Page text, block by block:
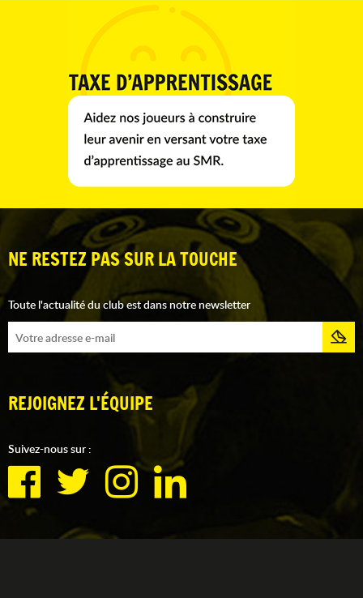
NE RESTEZ PAS SUR LA TOUCHE
Toute l'actualité du club est dans notre newsletter
REJOIGNEZ L'ÉQUIPE
Suivez-nous sur :